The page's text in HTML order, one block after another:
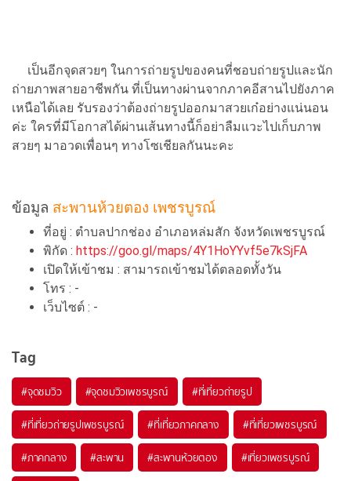
เป็นอีกจุดสวยๆ ในการถ่ายรูปของคนที่ชอบถ่ายรูปและนัก
ถ่ายภาพสายอาชีพกัน ที่เป็นทางผ่านจากภาคอีสานไปยังภาค
เหนือได้เลย รับรองว่าต้องถ่ายรูปออกมาสวยเก๋อย่างแน่นอน
ค่ะ ใครที่มีโอกาสได้ผ่านเส้นทางนี้ก็อย่าลืมแวะไปเก็บภาพ
สวยๆ มาอวดเพื่อนๆ ทางโซเชียลกันนะคะ
ข้อมูล สะพานห้วยตอง เพชรบูรณ์
ที่อยู่ : ตำบลปากช่อง อำเภอหล่มสัก จังหวัดเพชรบูรณ์
พิกัด : https://goo.gl/maps/4Y1HoYYvf5e7kSjFA
เปิดให้เข้าชม : สามารถเข้าชมได้ตลอดทั้งวัน
โทร : -
เว็บไซต์ : -
Tag
#จุดชมวิว #จุดชมวิวเพชรบูรณ์ #ที่เที่ยวถ่ายรูป
#ที่เที่ยวถ่ายรูปเพชรบูรณ์ #ที่เที่ยวภาคกลาง #ที่เที่ยวเพชรบูรณ์
#ภาคกลาง #สะพาน #สะพานห้วยตอง #เที่ยวเพชรบูรณ์